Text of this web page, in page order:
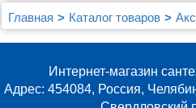
Главная Каталог товаров
Крючок Migliore Mirella
Интернет-магазин
Адрес: 454084, Россия,